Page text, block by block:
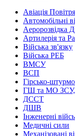
Авіація
Автомобільні
Аеророзвідка
Артилерія та
Війська зв'язку
Війська РЕБ
ВМСУ
ВСП
Гірсько-
ГШ та МО ЗСУ,
ДССТ
ДШВ
Інженерні
Медичні сили
Механізовані